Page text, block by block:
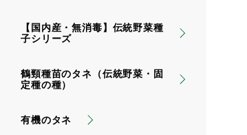
【国内産・無消毒】伝統野菜種
子シリーズ
鶴頸種苗のタネ（伝統野菜・固
定種の種）
有機のタネ